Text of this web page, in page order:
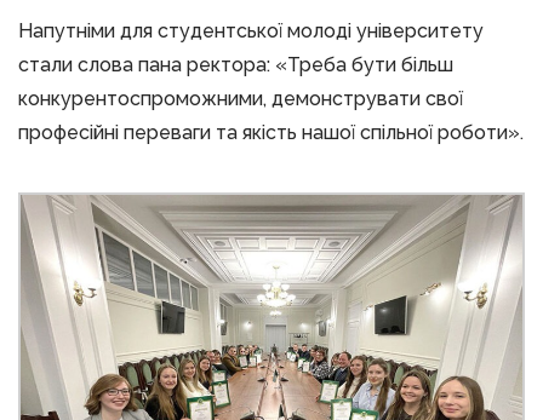
Напутніми для студентської молоді університету
стали слова пана ректора: «Треба бути більш
конкурентоспроможними, демонструвати свої
професійні переваги та якість нашої спільної роботи».